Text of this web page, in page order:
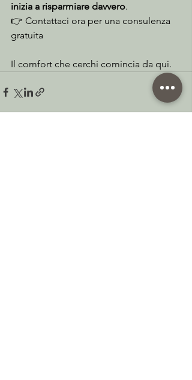
inizia a risparmiare davvero.
👉 Contattaci ora per una consulenza
gratuita
Il comfort che cerchi comincia da qui.